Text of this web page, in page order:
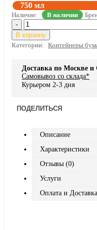
750 мл
Наличие: В наличии
-
В корзину
Категории: Контейнеры
Доставка по Москве и
Самовывоз со склада*
Курьером 2-3 дня
ПОДЕЛИТЬСЯ
Описание
Характеристики
Отзывы (0)
Услуги
Оплата и Доставка